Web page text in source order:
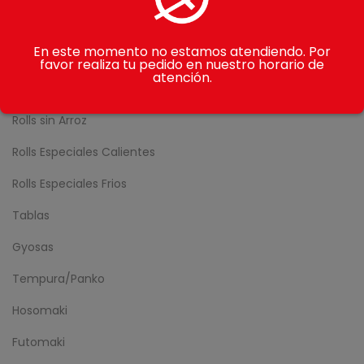
Sake Rolls
Rolls sin Arroz
Rolls Especiales Calientes
Rolls Especiales Frios
Tablas
Gyosas
Tempura/Panko
Hosomaki
Futomaki
En este momento no estamos atendiendo. Por
favor realiza tu pedido en nuestro horario de
atención.